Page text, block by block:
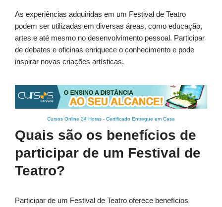
As experiências adquiridas em um Festival de Teatro
podem ser utilizadas em diversas áreas, como educação,
artes e até mesmo no desenvolvimento pessoal. Participar
de debates e oficinas enriquece o conhecimento e pode
inspirar novas criações artísticas.
Cursos Online 24 Horas - Certificado Entregue em Casa
Quais são os benefícios de
participar de um Festival de
Teatro?
Participar de um Festival de Teatro oferece benefícios